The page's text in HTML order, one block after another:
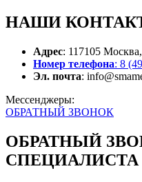
НАШИ
Адрес: 117105
Номер телефона: 8
Эл. почта:
Мессенджеры:
ОБРАТНЫЙ ЗВОНОК
ОБРАТНЫЙ
СПЕЦИАЛИСТА